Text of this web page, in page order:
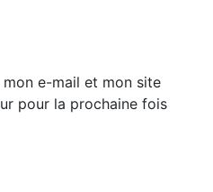
e-mail et mon site
pour la prochaine fois